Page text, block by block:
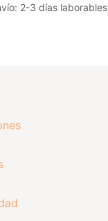
2-3 días laborables